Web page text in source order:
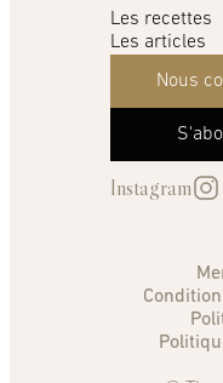
Les recettes
Les articles
Nous
Instagram